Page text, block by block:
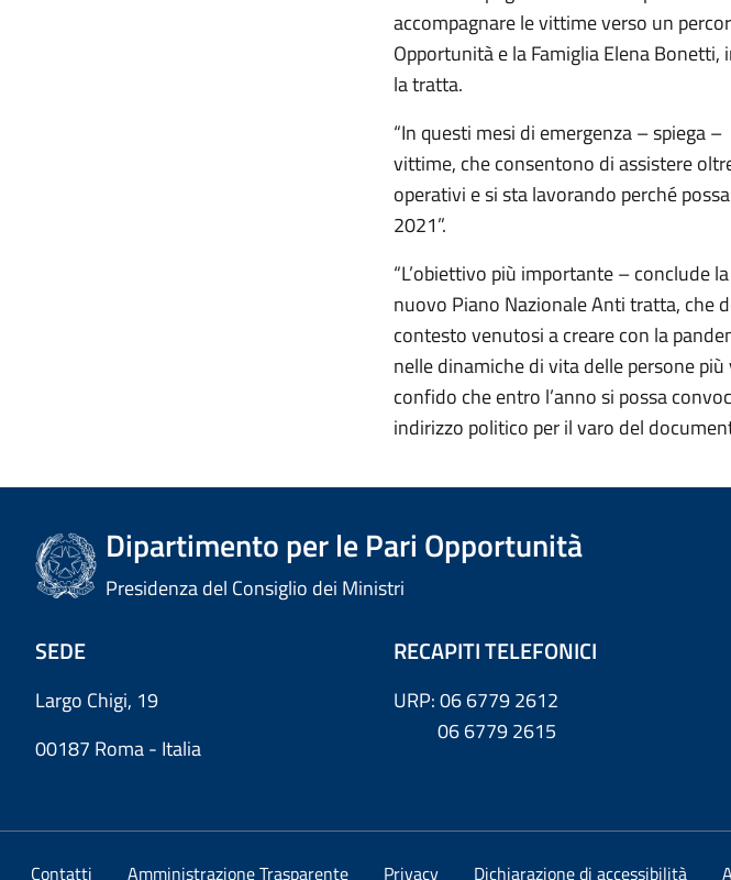
accompagnare le vittime verso un
Opportunità e la Famiglia Elena
la tratta.
“In questi mesi di emergenza – spiega
vittime, che consentono di assistere
operativi e si sta lavorando perché
2021”.
“L’obiettivo più importante – conclude
nuovo Piano Nazionale Anti tratta, che
contesto venutosi a creare con la
nelle dinamiche di vita delle persone
confido che entro l’anno si possa
indirizzo politico per il varo del
Dipartimento per le Pari Opportunità
Presidenza del Consiglio dei Ministri
SEDE
Largo Chigi, 19
00187 Roma - Italia
RECAPITI TELEFONICI
URP: 06 6779 2612
06 6779 2615
Contatti Amministrazione Trasparente Privacy Dichiarazione di accessibilità